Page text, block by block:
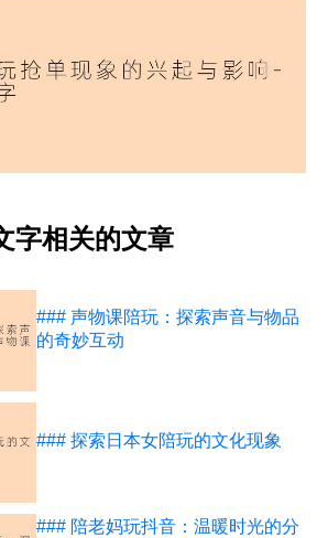
字相关的文章
### 声物课陪玩：探索声音与物品
的奇妙互动
### 探索日本女陪玩的文化现象
### 陪老妈玩抖音：温暖时光的分